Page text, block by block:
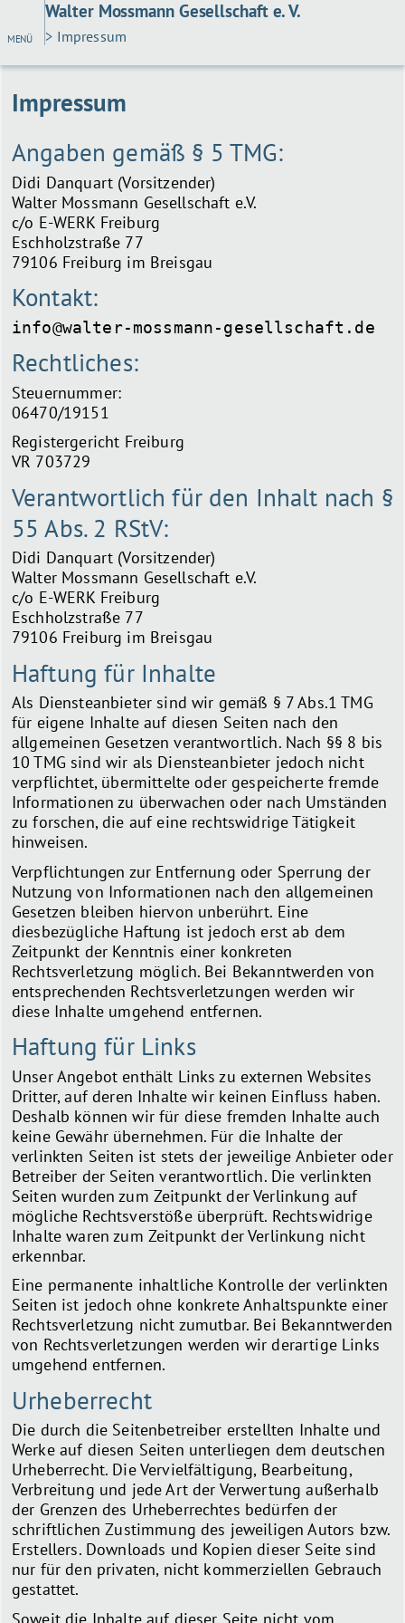
MENÜ
Walter Mossmann Gesellschaft e. V.
> Impressum
Impressum
Angaben gemäß § 5 TMG:
Didi Danquart (Vorsitzender)
Walter Mossmann Gesellschaft e.V.
c/o E-WERK Freiburg
Eschholzstraße 77
79106 Freiburg im Breisgau
Kontakt:
info@walter-mossmann-gesellschaft.de
Rechtliches:
Steuernummer:
06470/19151
Registergericht Freiburg
VR 703729
Verantwortlich für den Inhalt nach §
55 Abs. 2 RStV:
Didi Danquart (Vorsitzender)
Walter Mossmann Gesellschaft e.V.
c/o E-WERK Freiburg
Eschholzstraße 77
79106 Freiburg im Breisgau
Haftung für Inhalte
Als Diensteanbieter sind wir gemäß § 7 Abs.1 TMG
für eigene Inhalte auf diesen Seiten nach den
allgemeinen Gesetzen verantwortlich. Nach §§ 8 bis
10 TMG sind wir als Diensteanbieter jedoch nicht
verpflichtet, übermittelte oder gespeicherte fremde
Informationen zu überwachen oder nach Umständen
zu forschen, die auf eine rechtswidrige Tätigkeit
hinweisen.
Verpflichtungen zur Entfernung oder Sperrung der
Nutzung von Informationen nach den allgemeinen
Gesetzen bleiben hiervon unberührt. Eine
diesbezügliche Haftung ist jedoch erst ab dem
Zeitpunkt der Kenntnis einer konkreten
Rechtsverletzung möglich. Bei Bekanntwerden von
entsprechenden Rechtsverletzungen werden wir
diese Inhalte umgehend entfernen.
Haftung für Links
Unser Angebot enthält Links zu externen Websites
Dritter, auf deren Inhalte wir keinen Einfluss haben.
Deshalb können wir für diese fremden Inhalte auch
keine Gewähr übernehmen. Für die Inhalte der
verlinkten Seiten ist stets der jeweilige Anbieter oder
Betreiber der Seiten verantwortlich. Die verlinkten
Seiten wurden zum Zeitpunkt der Verlinkung auf
mögliche Rechtsverstöße überprüft. Rechtswidrige
Inhalte waren zum Zeitpunkt der Verlinkung nicht
erkennbar.
Eine permanente inhaltliche Kontrolle der verlinkten
Seiten ist jedoch ohne konkrete Anhaltspunkte einer
Rechtsverletzung nicht zumutbar. Bei Bekanntwerden
von Rechtsverletzungen werden wir derartige Links
umgehend entfernen.
Urheberrecht
Die durch die Seitenbetreiber erstellten Inhalte und
Werke auf diesen Seiten unterliegen dem deutschen
Urheberrecht. Die Vervielfältigung, Bearbeitung,
Verbreitung und jede Art der Verwertung außerhalb
der Grenzen des Urheberrechtes bedürfen der
schriftlichen Zustimmung des jeweiligen Autors bzw.
Erstellers. Downloads und Kopien dieser Seite sind
nur für den privaten, nicht kommerziellen Gebrauch
gestattet.